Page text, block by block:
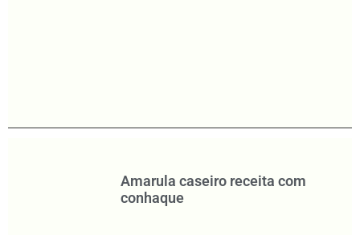
Amarula caseiro receita com
conhaque